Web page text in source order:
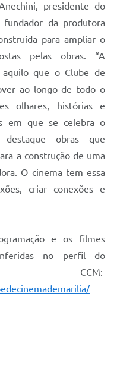
presidente do
da produtora
para ampliar o
pelas obras. “A
que o Clube de
ao longo de todo o
olhares, histórias e
em que se celebra o
destaque obras que
a construção de uma
O cinema tem essa
criar conexões e
e os filmes
no perfil do
CCM: